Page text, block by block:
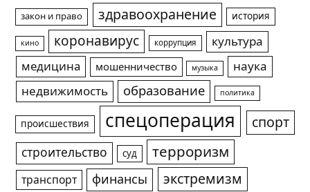
закон и право здравоохранение история
кино коронавирус коррупция
культура
медицина
мошенничество музыка
наука
недвижимость
образование политика
происшествия спецоперация спорт
строительство суд терроризм
транспорт финансы экстремизм